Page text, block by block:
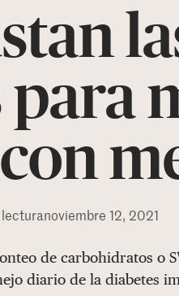
para
lecturanoviembre 12, 2021
de carbohidratos o
diario de la diabetes